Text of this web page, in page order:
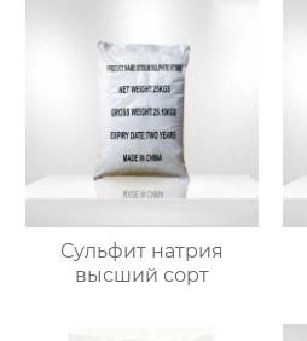
Сульфит натрия
высший сорт